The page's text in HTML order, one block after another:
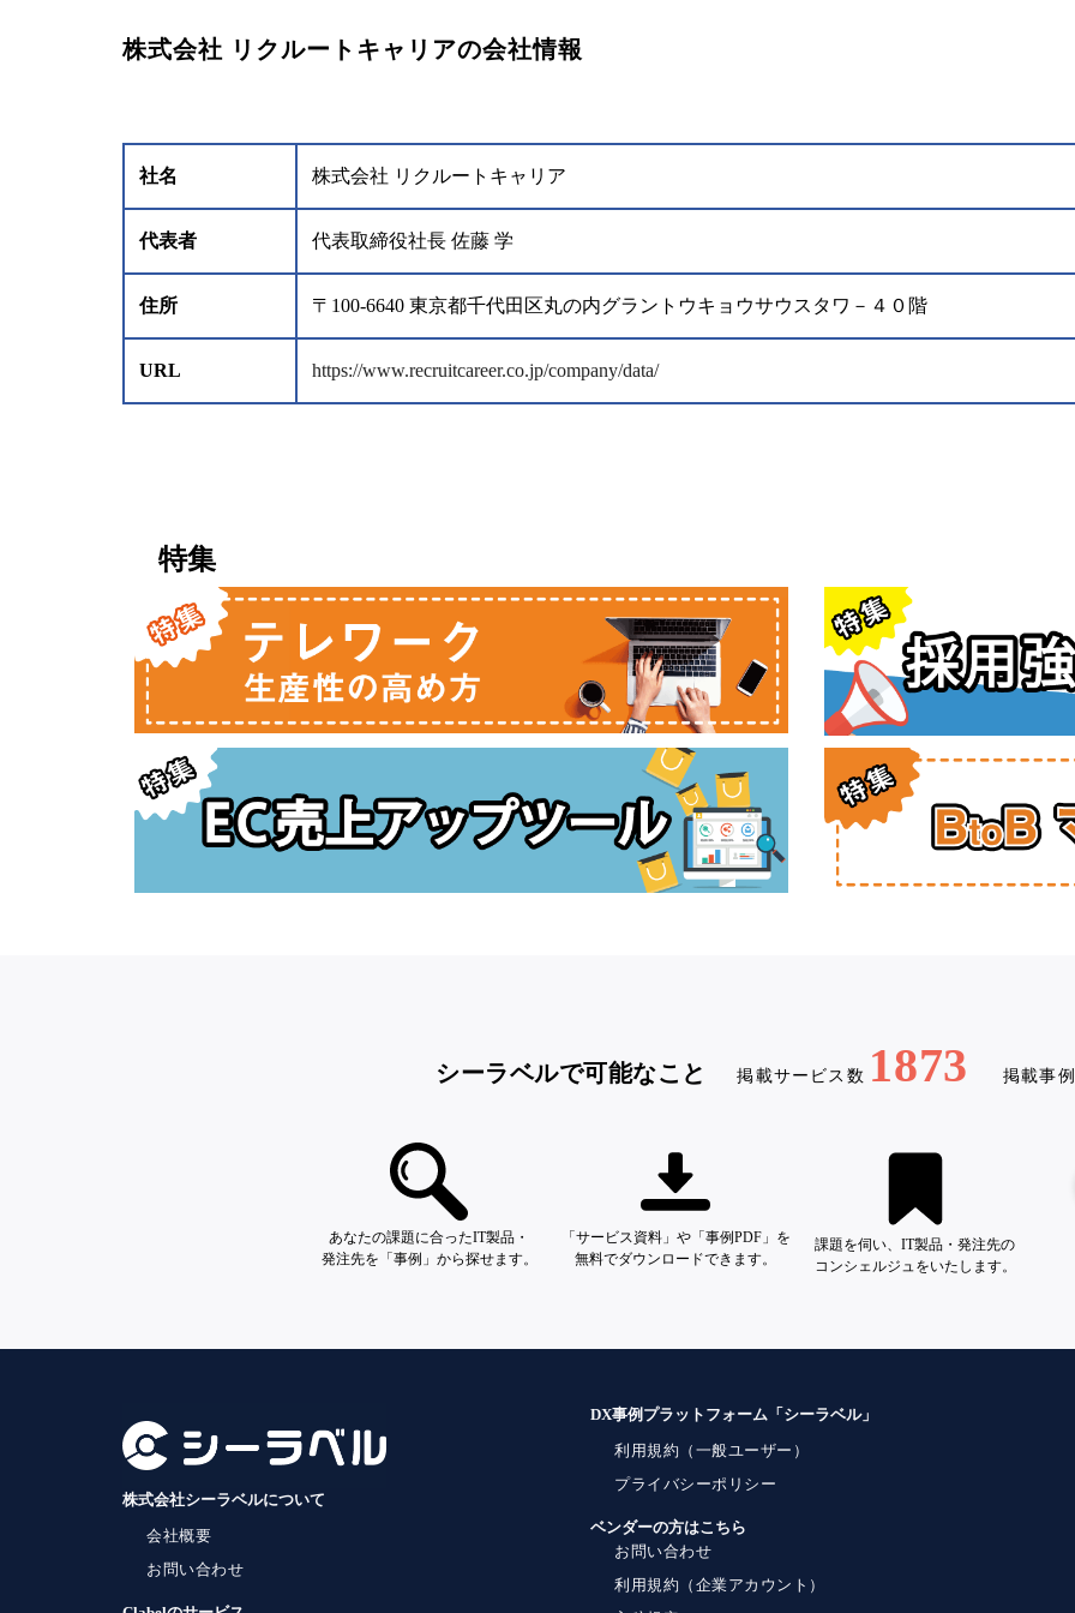
株式会社 リクルートキャリアの会社情報
社名 株式会社 リクルートキャリア
代表者 代表取締役社長 佐藤 学
住所 〒100-6640 東京都千代田区丸の内グラントウキョウサウスタワ－４０階
URL https://www.recruitcareer.co.jp/company/data/
特集
シーラベルで可能なこと 掲載サービス数 1873 掲載事
あなたの課題に合ったIT製品・
発注先を「事例」から探せます。
「サービス資料」や「事例PDF」を
無料でダウンロードできます。
課題を伺い、IT製品・発注先の
コンシェルジュをいたします。
株式会社シーラベルについて
会社概要
お問い合わせ
DX事例プラットフォーム「シーラベル」
利用規約（一般ユーザー）
プライバシーポリシー
ベンダーの方はこちら
お問い合わせ
利用規約（企業アカウント）